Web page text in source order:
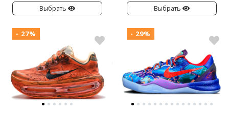
Выбрать Выбрать
- 27% - 29%